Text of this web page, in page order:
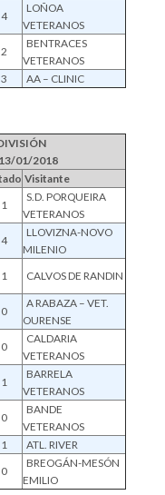
LOÑOA
VETERANOS
BENTRACES
VETERANOS
AA – CLINIC
01/2018
Visitante
S.D. PORQUEIRA
VETERANOS
LLOVIZNA-NOVO
MILENIO
CALVOS DE RANDIN
A RABAZA – VET.
OURENSE
CALDARIA
VETERANOS
BARRELA
VETERANOS
BANDE
VETERANOS
ATL. RIVER
BREOGÁN-MESÓN
EMILIO